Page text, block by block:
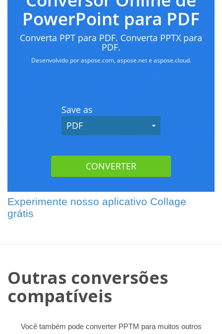
Experimente nosso aplicativo Collage
grátis
Outras conversões
compatíveis
Você também pode converter PPTM para muitos outros